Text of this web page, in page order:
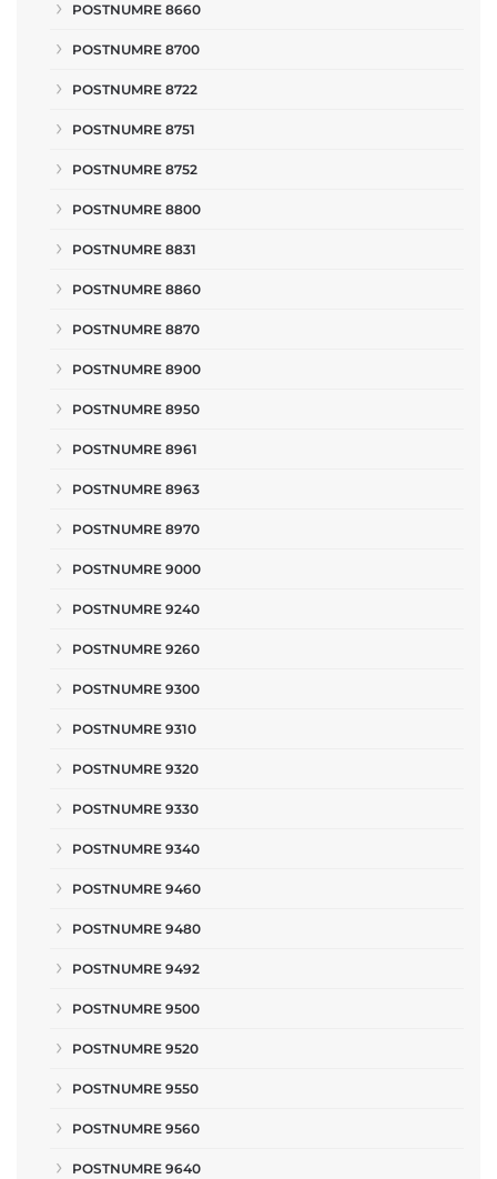
POSTNUMRE 8660
POSTNUMRE 8700
POSTNUMRE 8722
POSTNUMRE 8751
POSTNUMRE 8752
POSTNUMRE 8800
POSTNUMRE 8831
POSTNUMRE 8860
POSTNUMRE 8870
POSTNUMRE 8900
POSTNUMRE 8950
POSTNUMRE 8961
POSTNUMRE 8963
POSTNUMRE 8970
POSTNUMRE 9000
POSTNUMRE 9240
POSTNUMRE 9260
POSTNUMRE 9300
POSTNUMRE 9310
POSTNUMRE 9320
POSTNUMRE 9330
POSTNUMRE 9340
POSTNUMRE 9460
POSTNUMRE 9480
POSTNUMRE 9492
POSTNUMRE 9500
POSTNUMRE 9520
POSTNUMRE 9550
POSTNUMRE 9560
POSTNUMRE 9640